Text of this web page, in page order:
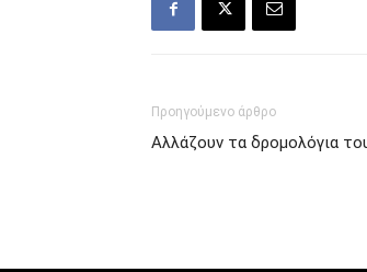
Προηγούμενο άρθρο
Αλλάζουν τα δρομολόγια